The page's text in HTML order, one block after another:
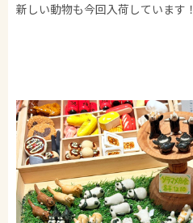
新しい動物も今回入荷しています！